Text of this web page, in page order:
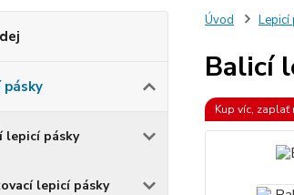
pásky
lepicí pásky
lepicí pásky
Úvod Lepicí
Balicí
Kup víc, zaplať